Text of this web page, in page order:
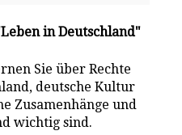
in Deutschland"
Sie über Rechte
deutsche Kultur
Zusamenhänge und
wichtig sind.